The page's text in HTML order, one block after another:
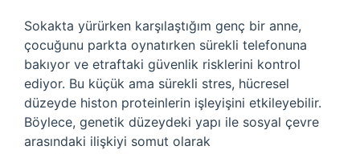
Sokakta yürürken karşılaştığım genç bir anne,
çocuğunu parkta oynatırken sürekli telefonuna
bakıyor ve etraftaki güvenlik risklerini kontrol
ediyor. Bu küçük ama sürekli stres, hücresel
düzeyde histon proteinlerin işleyişini etkileyebilir.
Böylece, genetik düzeydeki yapı ile sosyal çevre
arasındaki ilişkiyi somut olarak